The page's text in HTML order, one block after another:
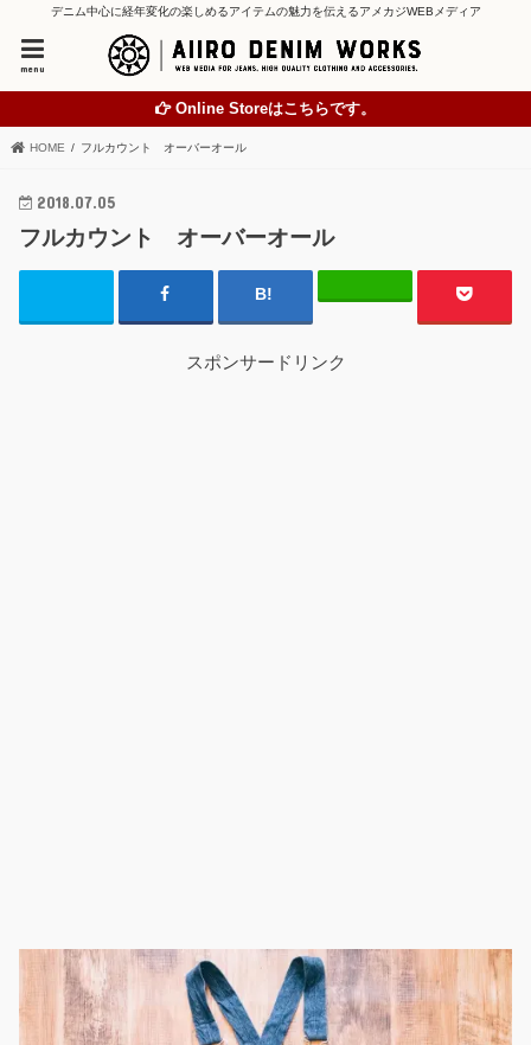
デニム中心に経年変化の楽しめるアイテムの魅力を伝えるアメカジWEBメディア
menu
Online Storeはこちらです。
HOME フルカウント オーバーオール
2018.07.05
フルカウント オーバーオール
スポンサードリンク